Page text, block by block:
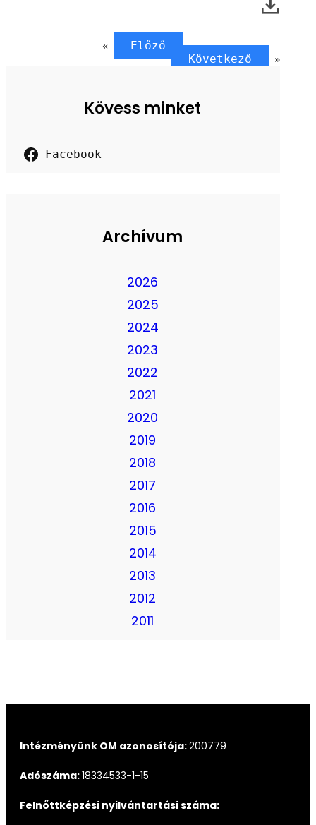
«
Előző
Következő
»
Kövess minket
Facebook
Archívum
2026
2025
2024
2023
2022
2021
2020
2019
2018
2017
2016
2015
2014
2013
2012
2011
Intézményünk OM azonosítója:200779
Adószáma:18334533-1-15
Felnőttképzési nyilvántartási száma: